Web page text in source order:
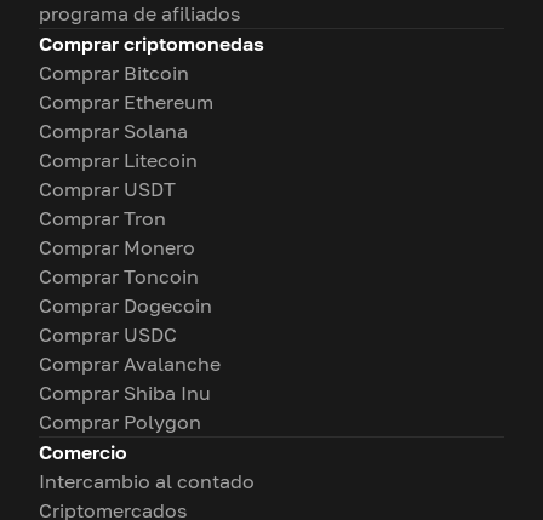
programa de afiliados
Comprar criptomonedas
Comprar Bitcoin
Comprar Ethereum
Comprar Solana
Comprar Litecoin
Comprar USDT
Comprar Tron
Comprar Monero
Comprar Toncoin
Comprar Dogecoin
Comprar USDC
Comprar Avalanche
Comprar Shiba Inu
Comprar Polygon
Comercio
Intercambio al contado
Criptomercados